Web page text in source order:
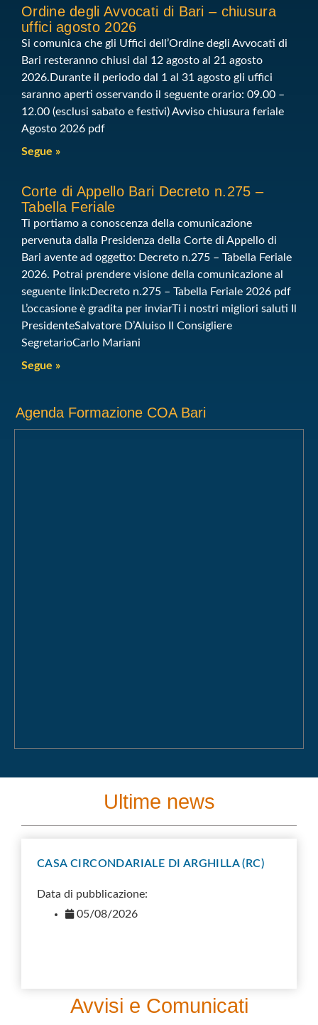
Ordine degli Avvocati di Bari – chiusura
uffici agosto 2026
Si comunica che gli Uffici dell’Ordine degli Avvocati di
Bari resteranno chiusi dal 12 agosto al 21 agosto
2026.Durante il periodo dal 1 al 31 agosto gli uffici
saranno aperti osservando il seguente orario: 09.00 –
12.00 (esclusi sabato e festivi) Avviso chiusura feriale
Agosto 2026 pdf
Segue »
Corte di Appello Bari Decreto n.275 –
Tabella Feriale
Ti portiamo a conoscenza della comunicazione
pervenuta dalla Presidenza della Corte di Appello di
Bari avente ad oggetto: Decreto n.275 – Tabella Feriale
2026. Potrai prendere visione della comunicazione al
seguente link:Decreto n.275 – Tabella Feriale 2026 pdf
L’occasione è gradita per inviarTi i nostri migliori saluti Il
PresidenteSalvatore D’Aluiso Il Consigliere
SegretarioCarlo Mariani
Segue »
Agenda Formazione COA Bari
Ultime news
CASA CIRCONDARIALE DI ARGHILLA (RC)
Data di pubblicazione:
05/08/2026
Avvisi e Comunicati